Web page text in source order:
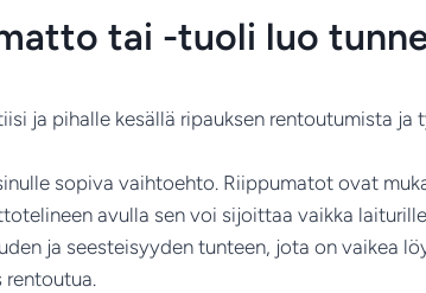
tai -tuoli luo
ja pihalle kesällä ripauksen rentoutumista ja
sopiva vaihtoehto. Riippumatot ovat
avulla sen voi sijoittaa vaikka
ja seesteisyyden tunteen, jota on vaikea
rentoutua.